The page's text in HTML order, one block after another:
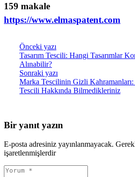
159 makale
https://www.elmaspatent.com
Önceki yazı
Tasarım Tescili: Hangi Tasarımlar
Alınabilir?
Sonraki yazı
Marka Tescilinin Gizli
Tescili Hakkında Bilmedikleriniz
Bir yanıt yazın
E-posta adresiniz yayınlanmayacak.
işaretlenmişlerdir